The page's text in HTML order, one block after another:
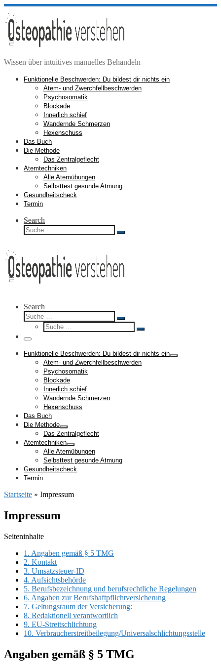
Zum
Inhalt
springen
Wissen über intuitives manuelles Behandeln
Funktionelle Beschwerden: Du bildest dir nichts ein
Atem- und Zwerchfellbeschwerden
Psychosomatik
Blockade
Innerlich schief
Wandernde Schmerzen
Hexenschuss
Das Buch
Die Methode
Das Zentralgeflecht
Atemtechniken
Alle Atemübungen
Selbsttest gesunde Atmung
Gesundheitscheck
Termin
Search
Suche
Suche
Search
Suche
Suche
…
Suche
Suche
Menü
Funktionelle Beschwerden: Du bildest dir nichts ein
Atem- und Zwerchfellbeschwerden
Psychosomatik
Blockade
Innerlich schief
Wandernde Schmerzen
Hexenschuss
Das Buch
Die Methode
Das Zentralgeflecht
Atemtechniken
Alle Atemübungen
Selbsttest gesunde Atmung
Gesundheitscheck
Termin
Startseite » Impressum
Impressum
Seiteninhalte
1. Angaben gemäß § 5 TMG
2. Kontakt
3. Umsatzsteuer-ID
4. Aufsichtsbehörde
5. Berufsbezeichnung und berufsrechtliche Regelungen
6. Angaben zur Berufshaftpflichtversicherung
7. Geltungsraum der Versicherung:
8. Redaktionell verantwortlich
9. EU-Streitschlichtung
10. Verbraucherstreitbeilegung/Universalschlichtungsstelle
Angaben gemäß § 5 TMG